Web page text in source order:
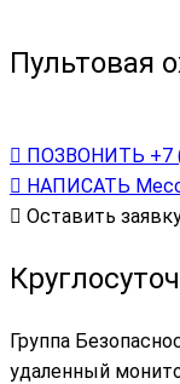
Пультовая
ПОЗВОНИТЬ +7
НАПИСАТЬ
Оставить
Группа
удаленный